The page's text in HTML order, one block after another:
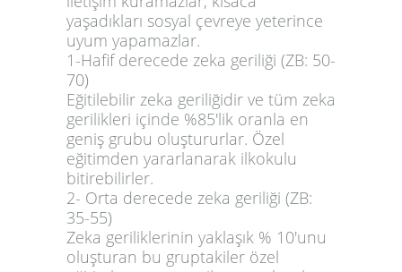
yaşadıkları sosyal çevreye yeterince
uyum yapamazlar.
1-Hafif derecede zeka geriliği (ZB: 50-
70)
Eğitilebilir zeka geriliğidir ve tüm zeka
gerilikleri içinde %85'lik oranla en
geniş grubu oluştururlar. Özel
eğitimden yararlanarak ilkokulu
bitirebilirler.
2- Orta derecede zeka geriliği (ZB:
35-55)
Zeka geriliklerinin yaklaşık % 10'unu
oluşturan bu gruptakiler özel